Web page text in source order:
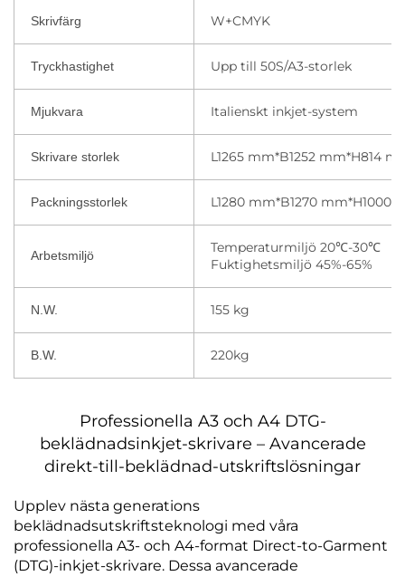
Skrivfärg W+CMYK
Tryckhastighet Upp till 50S/A3-storlek
Mjukvara Italienskt inkjet-system
Skrivare storlek L1265 mm*B1252 mm*H814
Packningsstorlek L1280 mm*B1270 mm*H1000
Arbetsmiljö
Temperaturmiljö 20℃-30℃
Fuktighetsmiljö 45%-65%
N.W. 155 kg
B.W. 220kg
Professionella A3 och A4 DTG-
beklädnadsinkjet-skrivare – Avancerade
direkt-till-beklädnad-utskriftslösningar
Upplev nästa generations
beklädnadsutskriftsteknologi med våra
professionella A3- och A4-format Direct-to-Garment
(DTG)-inkjet-skrivare. Dessa avancerade